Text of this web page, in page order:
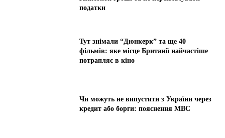
податки
Тут знімали “Дюнкерк” та ще 40
фільмів: яке місце Британії найчастіше
потрапляє в кіно
Чи можуть не випустити з України через
кредит або борги: пояснення МВС